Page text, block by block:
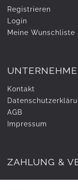
Registrieren
Login
Meine Wunschliste
Kontakt
AGB
Impressum
ZAHLUNG &